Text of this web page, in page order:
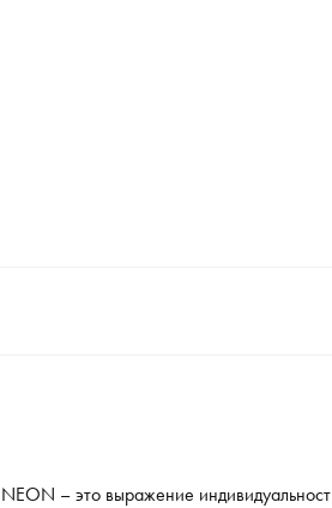
– это выражение